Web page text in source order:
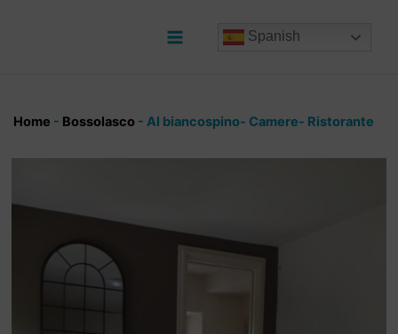
Spanish
Home - Bossolasco - Al biancospino- Camere- Ristorante